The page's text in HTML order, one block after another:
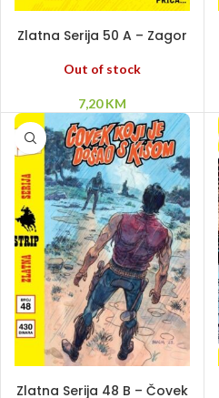
Zlatna Serija 50 A – Zagor
Out of stock
7,20KM
Zlatna Serija 48 B – Čovek